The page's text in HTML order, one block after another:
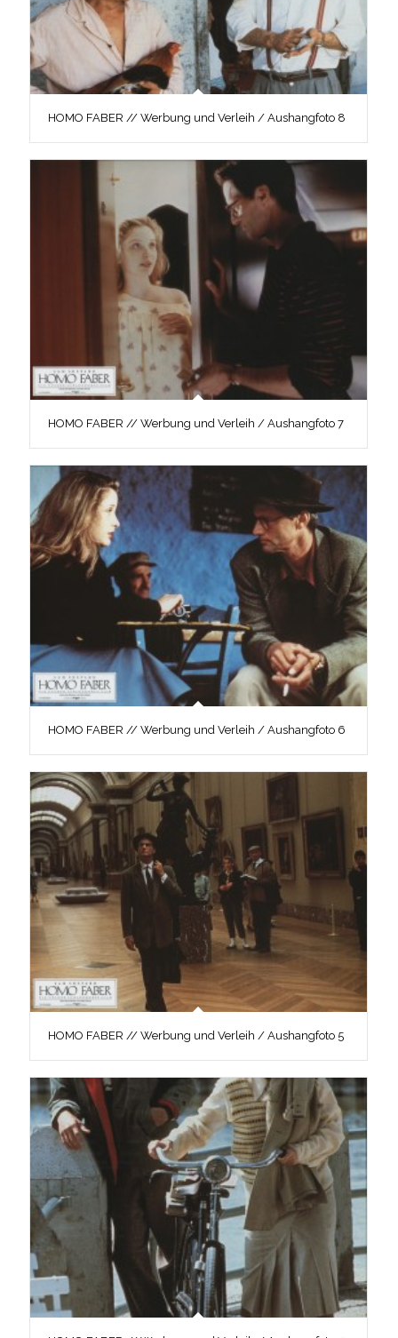
HOMO FABER // Werbung und Verleih / Aushangfoto 8
HOMO FABER // Werbung und Verleih / Aushangfoto 7
HOMO FABER // Werbung und Verleih / Aushangfoto 6
HOMO FABER // Werbung und Verleih / Aushangfoto 5